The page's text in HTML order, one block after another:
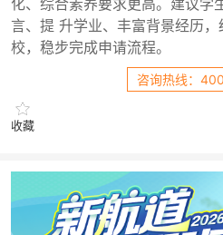
化、综合素养要求更高。建议学
言、提 升学业、丰富背景经历
校，稳步完成申请流程。
咨询热线：
收藏